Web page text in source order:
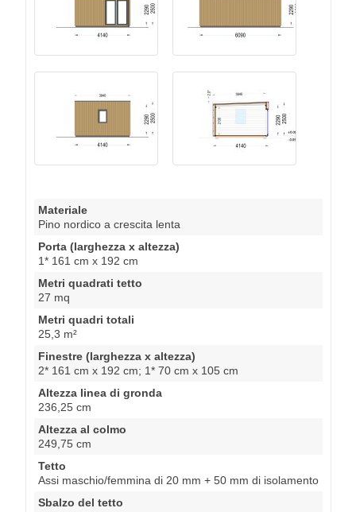
Materiale
Pino nordico a crescita lenta
Porta (larghezza x altezza)
1* 161 cm x 192 cm
Metri quadrati tetto
27 mq
Metri quadri totali
25,3 m²
Finestre (larghezza x altezza)
2* 161 cm x 192 cm; 1* 70 cm x 105 cm
Altezza linea di gronda
236,25 cm
Altezza al colmo
249,75 cm
Tetto
Assi maschio/femmina di 20 mm + 50 mm di isolamento
Sbalzo del tetto